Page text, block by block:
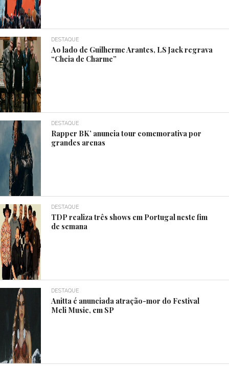
DESTAQUE
Ao lado de Guilherme Arantes, LS Jack regrava
“Cheia de Charme”
DESTAQUE
Rapper BK’ anuncia tour comemorativa por
grandes arenas
DESTAQUE
TDP realiza três shows em Portugal neste fim
de semana
DESTAQUE
Anitta é anunciada atração-mor do Festival
Meli Music, em SP